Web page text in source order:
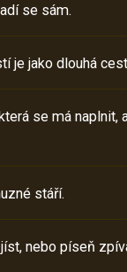
se sám.
je jako dlouhá
se má naplnit,
stáří.
nebo píseň